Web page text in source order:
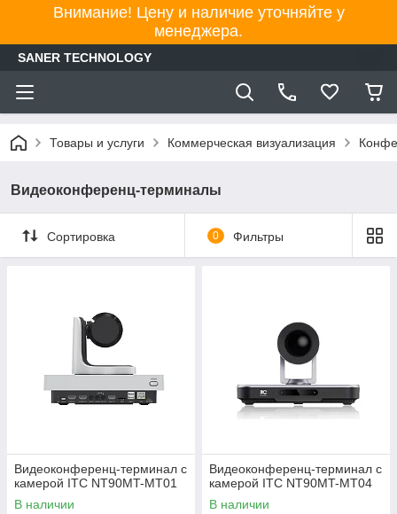
Внимание! Цену и наличие уточняйте у
менеджера.
SANER TECHNOLOGY
Товары и услуги Коммерческая визуализация
Видеоконференц-терминалы
Сортировка 0 Фильтры
Видеоконференц-терминал с
камерой ITC NT90MT-MT01
В наличии
Видеоконференц-терминал с
камерой ITC NT90MT-MT04
В наличии